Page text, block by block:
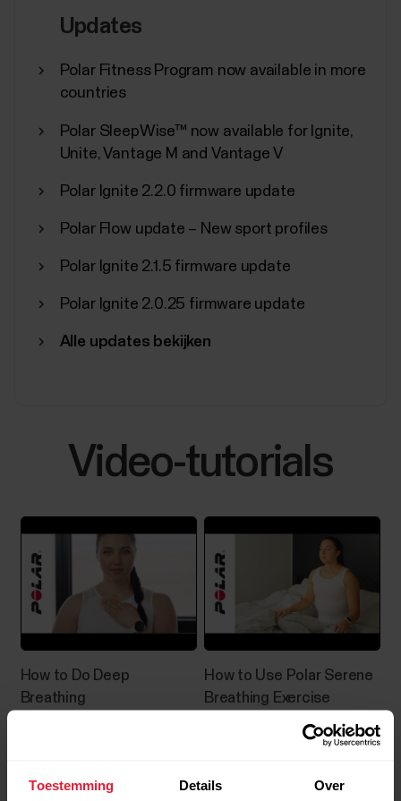
Toestemming Details Over
Updates
Polar Fitness Program now available in more
countries
Polar SleepWise™ now available for Ignite,
Unite, Vantage M and Vantage V
Polar Ignite 2.2.0 firmware update
Polar Flow update – New sport profiles
Polar Ignite 2.1.5 firmware update
Polar Ignite 2.0.25 firmware update
Alle updates bekijken
Video-tutorials
How to Do Deep
Breathing
How to Use Polar Serene
Breathing Exercise